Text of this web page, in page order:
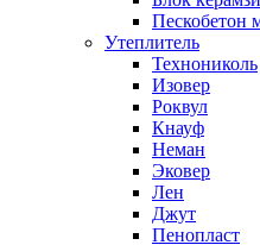
Пескобетон
Утеплитель
Технониколь
Изовер
Роквул
Кнауф
Неман
Эковер
Лен
Джут
Пенопласт